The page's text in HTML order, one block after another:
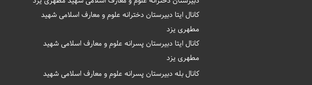
کانال ایتا دبیرستان دخترانه علوم و معارف اسلامی شهید
مطهری یزد
کانال ایتا دبیرستان پسرانه علوم و معارف اسلامی شهید
مطهری یزد
کانال بله دبیرستان پسرانه علوم و معارف اسلامی شهید